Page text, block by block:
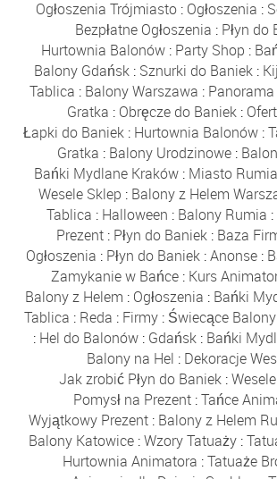
Ogłoszenia Trójmiasto : Ogłoszenia :
Bezpłatne Ogłoszenia : Płyn do
Hurtownia Balonów : Party Shop :
Balony Gdańsk : Sznurki do Baniek :
Tablica : Balony Warszawa :
Gratka : Obręcze do Baniek:
Łapki do Baniek: Hurtownia Balonów:
Gratka : Balony Urodzinowe:
Bańki Mydlane Kraków : Miasto Rumia
Wesele Sklep : Balony z Helem
Tablica : Halloween : Balony Rumia :
Prezent : Płyn do Baniek : Baza
Ogłoszenia : Płyn do Baniek :Anonse :
Zamykanie w Bańce : Kurs
Balony z Helem : Ogłoszenia : Bańki
Tablica : Reda : Firmy: Świecące Balony
: Hel do Balonów: Gdańsk: Bańki
Balony na Hel : Dekoracje
Jak zrobić Płyn do Baniek:Wesele
Pomysł na Prezent :Tańce
Wyjątkowy Prezent: Balony z Helem
Balony Katowice:Wzory Tatuaży:
Hurtownia Animatora :Tatuaże